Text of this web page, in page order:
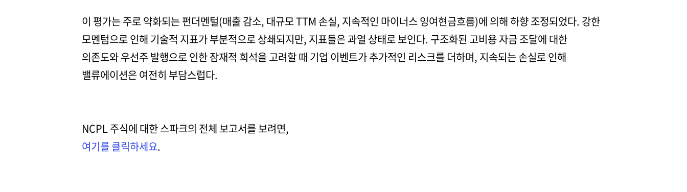
이 평가는 주로 약화되는 펀더멘털(매출 감소, 대규모 TTM 손실, 지속적인 마이너스 잉여현금흐름)에 의해 하향 조정되었다. 강한
모멘텀으로 인해 기술적 지표가 부분적으로 상쇄되지만, 지표들은 과열 상태로 보인다. 구조화된 고비용 자금 조달에 대한
의존도와 우선주 발행으로 인한 잠재적 희석을 고려할 때 기업 이벤트가 추가적인 리스크를 더하며, 지속되는 손실로 인해
밸류에이션은 여전히 부담스럽다.
NCPL 주식에 대한 스파크의 전체 보고서를 보려면,
여기를 클릭하세요.